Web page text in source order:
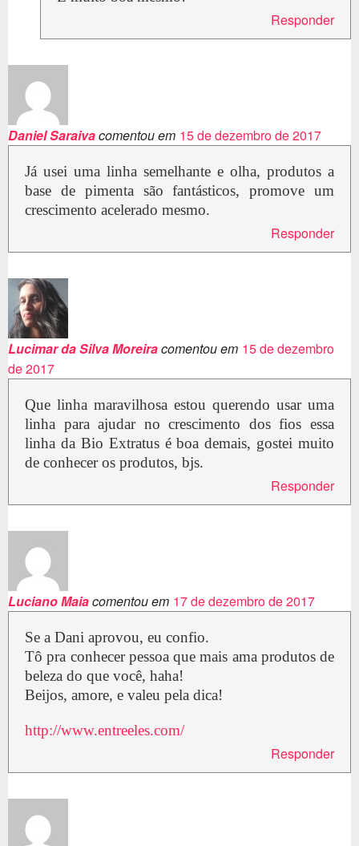
Responder
Daniel Saraivacomentou em 15 de dezembro de 2017
Já usei uma linha semelhante e olha, produtos a
base de pimenta são fantásticos, promove um
crescimento acelerado mesmo.
Responder
Lucimar da Silva Moreiracomentou em 15 de dezembro
de 2017
Que linha maravilhosa estou querendo usar uma
linha para ajudar no crescimento dos fios essa
linha da Bio Extratus é boa demais, gostei muito
de conhecer os produtos, bjs.
Responder
Luciano Maiacomentou em 17 de dezembro de 2017
Se a Dani aprovou, eu confio.
Tô pra conhecer pessoa que mais ama produtos de
beleza do que você, haha!
Beijos, amore, e valeu pela dica!
http://www.entreeles.com/
Responder